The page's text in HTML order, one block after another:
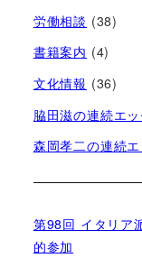
労働相談 (38)
書籍案内 (4)
文化情報 (36)
脇田滋の連続エッ
森岡孝二の連続
第98回 イタリア
的参加